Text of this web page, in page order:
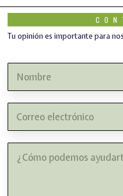
Tu opinión es importante para